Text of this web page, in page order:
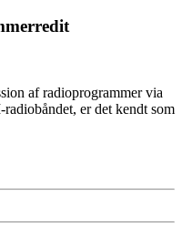
af radioprogrammer via
er det kendt som